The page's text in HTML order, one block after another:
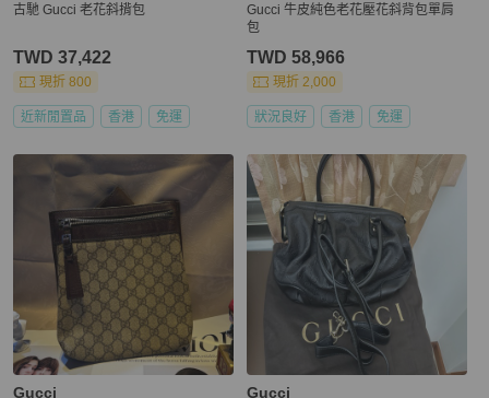
古馳 Gucci 老花斜揹包
TWD 37,422
現折 800
近新閒置品 香港 免運
Gucci 牛皮純色老花壓花斜背包單肩
包
TWD 58,966
現折 2,000
狀況良好 香港 免運
Gucci Gucci